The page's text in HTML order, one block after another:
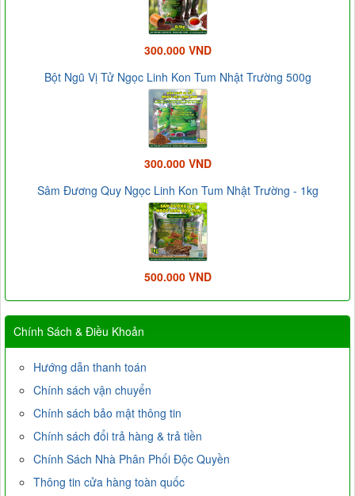
300.000 VND
Bột Ngũ Vị Tử Ngọc Linh Kon Tum Nhật Trường 500g
300.000 VND
Sâm Đương Quy Ngọc Linh Kon Tum Nhật Trường - 1kg
500.000 VND
Chính Sách & Điều Khoản
Hướng dẫn thanh toán
Chính sách vận chuyển
Chính sách bảo mật thông tin
Chính sách đổi trả hàng & trả tiền
Chính Sách Nhà Phân Phối Độc Quyền
Thông tin cửa hàng toàn quốc